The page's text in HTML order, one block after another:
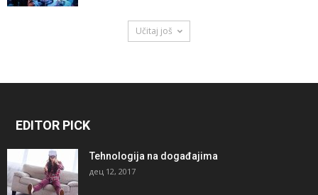
Učitaj još
EDITOR PICK
Tehnologija na događajima
дец 12, 2017